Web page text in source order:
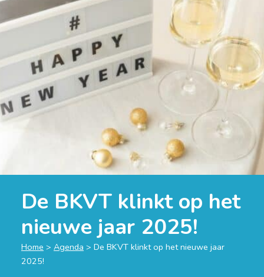
De BKVT klinkt op het
nieuwe jaar 2025!
Home > Agenda > De BKVT klinkt op het nieuwe jaar
2025!